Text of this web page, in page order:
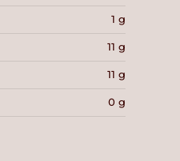
1 g
11 g
11 g
0 g